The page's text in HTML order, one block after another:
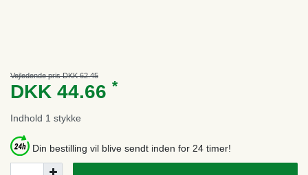
Vejledende pris DKK 62.45
DKK 44.66 *
Indhold 1 stykke
Din bestilling vil blive sendt inden for 24 timer!